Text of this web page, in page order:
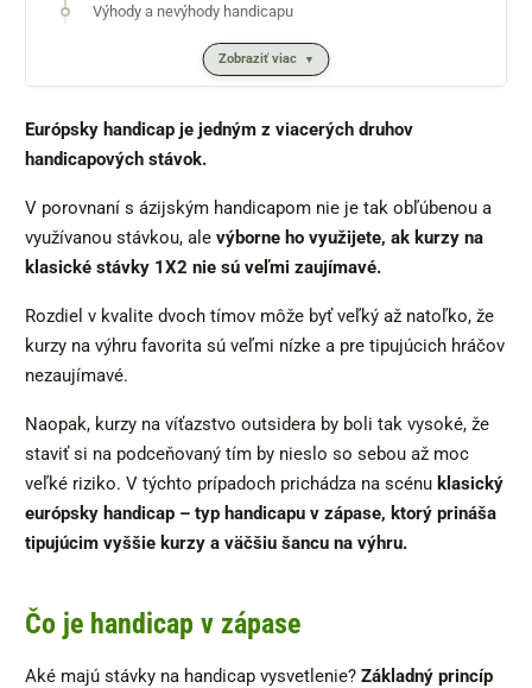
Výhody a nevýhody handicapu
Zobraziť viac
Európsky handicap je jedným z viacerých druhov
handicapových stávok.
V porovnaní s ázijským handicapom nie je tak obľúbenou a
využívanou stávkou, ale výborne ho využijete, ak kurzy na
klasické stávky 1X2 nie sú veľmi zaujímavé.
Rozdiel v kvalite dvoch tímov môže byť veľký až natoľko, že
kurzy na výhru favorita sú veľmi nízke a pre tipujúcich hráčov
nezaujímavé.
Naopak, kurzy na víťazstvo outsidera by boli tak vysoké, že
staviť si na podceňovaný tím by nieslo so sebou až moc
veľké riziko. V týchto prípadoch prichádza na scénu klasický
európsky handicap – typ handicapu v zápase, ktorý prináša
tipujúcim vyššie kurzy a väčšiu šancu na výhru.
Čo je handicap v zápase
Aké majú stávky na handicap vysvetlenie? Základný princíp